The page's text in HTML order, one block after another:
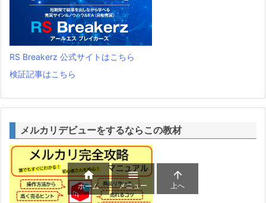
RS Breakerz 公式サイトはこちら
検証記事はこちら
メルカリデビューをするならこの教材

ホーム

メニュー

上へ